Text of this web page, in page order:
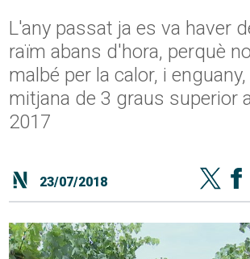
L'any passat ja es va haver
raïm abans d'hora, perquè
malbé per la calor, i
mitjana de 3 graus superior
2017
23/07/2018